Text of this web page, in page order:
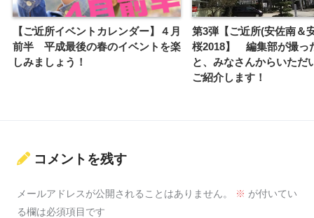
【ご近所イベントカレンダー】４月
前半 平成最後の春のイベントを楽
しみましょう！
第3弾【ご近所(安佐南＆
桜2018】 編集部が撮っ
と、みなさんからいただ
ご紹介します！
コメントを残す
メールアドレスが公開されることはありません。 ※ が付いてい
る欄は必須項目です